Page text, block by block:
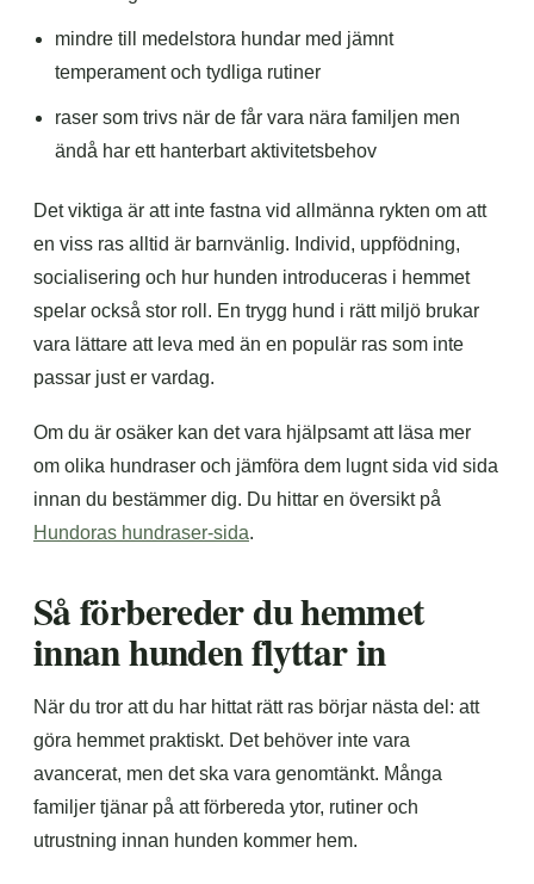
mindre till medelstora hundar med jämnt
temperament och tydliga rutiner
raser som trivs när de får vara nära familjen men
ändå har ett hanterbart aktivitetsbehov
Det viktiga är att inte fastna vid allmänna rykten om att
en viss ras alltid är barnvänlig. Individ, uppfödning,
socialisering och hur hunden introduceras i hemmet
spelar också stor roll. En trygg hund i rätt miljö brukar
vara lättare att leva med än en populär ras som inte
passar just er vardag.
Om du är osäker kan det vara hjälpsamt att läsa mer
om olika hundraser och jämföra dem lugnt sida vid sida
innan du bestämmer dig. Du hittar en översikt på
Hundoras hundraser-sida.
Så förbereder du hemmet
innan hunden flyttar in
När du tror att du har hittat rätt ras börjar nästa del: att
göra hemmet praktiskt. Det behöver inte vara
avancerat, men det ska vara genomtänkt. Många
familjer tjänar på att förbereda ytor, rutiner och
utrustning innan hunden kommer hem.